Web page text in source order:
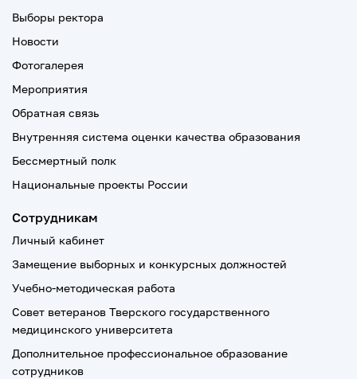
Выборы ректора
Новости
Фотогалерея
Мероприятия
Обратная связь
Внутренняя система оценки качества образования
Бессмертный полк
Национальные проекты России
Сотрудникам
Личный кабинет
Замещение выборных и конкурсных должностей
Учебно-методическая работа
Совет ветеранов Тверского государственного
медицинского университета
Дополнительное профессиональное образование
сотрудников